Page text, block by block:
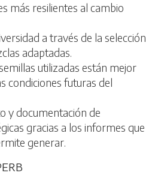
más resilientes al cambio
a través de la selección
adaptadas.
utilizadas están mejor
condiciones futuras del
y documentación de
gracias a los informes que
generar.